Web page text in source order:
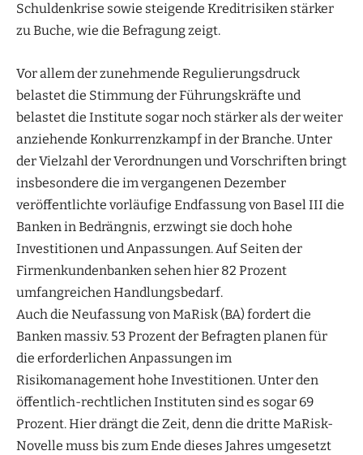
Schuldenkrise sowie steigende Kreditrisiken stärker
zu Buche, wie die Befragung zeigt.
Vor allem der zunehmende Regulierungsdruck
belastet die Stimmung der Führungskräfte und
belastet die Institute sogar noch stärker als der weiter
anziehende Konkurrenzkampf in der Branche. Unter
der Vielzahl der Verordnungen und Vorschriften bringt
insbesondere die im vergangenen Dezember
veröffentlichte vorläufige Endfassung von Basel III die
Banken in Bedrängnis, erzwingt sie doch hohe
Investitionen und Anpassungen. Auf Seiten der
Firmenkundenbanken sehen hier 82 Prozent
umfangreichen Handlungsbedarf.
Auch die Neufassung von MaRisk (BA) fordert die
Banken massiv. 53 Prozent der Befragten planen für
die erforderlichen Anpassungen im
Risikomanagement hohe Investitionen. Unter den
öffentlich-rechtlichen Instituten sind es sogar 69
Prozent. Hier drängt die Zeit, denn die dritte MaRisk-
Novelle muss bis zum Ende dieses Jahres umgesetzt